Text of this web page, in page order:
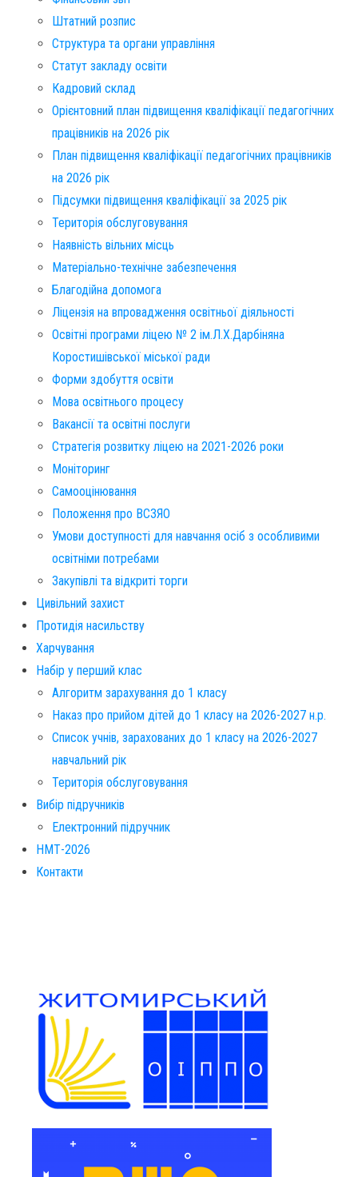
Штатний розпис​
Структура та органи управління
Статут закладу освіти
Кадровий склад
Орієнтовний план підвищення кваліфікації педагогічних
працівників на 2026 рік
План підвищення кваліфікації педагогічних працівників
на 2026 рік
Підсумки підвищення кваліфікації за 2025 рік
Територія обслуговування​
Наявність вільних місць​
Матеріально-технічне забезпечення
Благодійна допомога
Ліцензія на впровадження освітньої діяльності
Освітні програми ліцею № 2 ім.Л.Х.Дарбіняна
Коростишівської міської ради
Форми здобуття освіти
Мова освітнього процесу
Вакансії та освітні послуги
Стратегія розвитку ліцею на 2021-2026 роки
Моніторинг
Самооцінювання
Положення про ВСЗЯО
Умови доступності для навчання осіб з особливими
освітніми потребами
Закупівлі та відкриті торги
Цивільний захист
Протидія насильству
Харчування
Набір у перший клас
Алгоритм зарахування до 1 класу
Наказ про прийом дітей до 1 класу на 2026-2027 н.р.
Список учнів, зарахованих до 1 класу на 2026-2027
навчальний рік
Територія обслуговування​
Вибір підручників
Електронний підручник
НМТ-2026
Контакти